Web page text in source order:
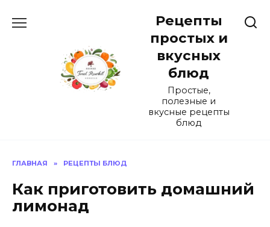
Рецепты
простых и
вкусных
блюд
Простые,
полезные и
вкусные рецепты
блюд
ГЛАВНАЯ » РЕЦЕПТЫ БЛЮД
Как приготовить домашний
лимонад